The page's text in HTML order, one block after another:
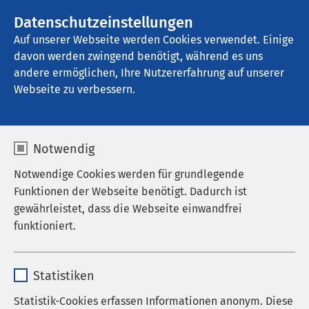
Datenschutzeinstellungen
Auf unserer Webseite werden Cookies verwendet. Einige
davon werden zwingend benötigt, während es uns
andere ermöglichen, Ihre Nutzererfahrung auf unserer
Webseite zu verbessern.
Notwendig
Notwendige Cookies werden für grundlegende
Funktionen der Webseite benötigt. Dadurch ist
gewährleistet, dass die Webseite einwandfrei
funktioniert.
Anbieter sgalinski
Statistiken
Statistik-Cookies erfassen Informationen anonym. Diese